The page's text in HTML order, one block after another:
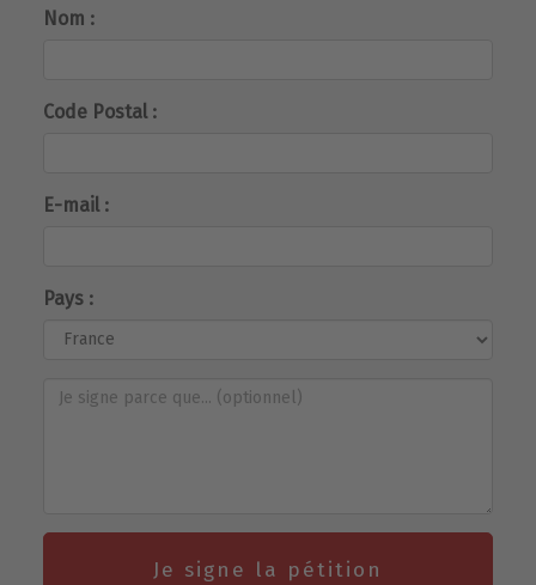
Nom :
Code Postal :
E-mail :
Pays :
Je signe la pétition